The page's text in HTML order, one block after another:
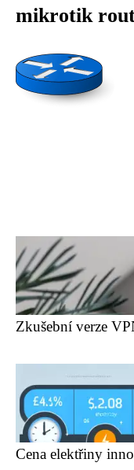
mikrotik
Zkušební verze
Cena elektřiny